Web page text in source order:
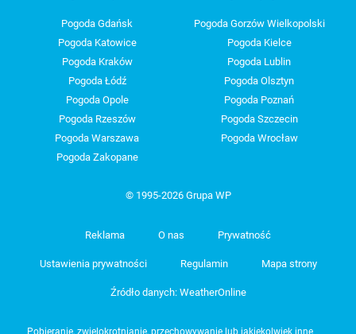
Pogoda Gdańsk
Pogoda Gorzów Wielkopolski
Pogoda Katowice
Pogoda Kielce
Pogoda Kraków
Pogoda Lublin
Pogoda Łódź
Pogoda Olsztyn
Pogoda Opole
Pogoda Poznań
Pogoda Rzeszów
Pogoda Szczecin
Pogoda Warszawa
Pogoda Wrocław
Pogoda Zakopane
© 1995-2026 Grupa WP
Reklama O nas Prywatność
Ustawienia prywatności Regulamin Mapa strony
Źródło danych: WeatherOnline
Pobieranie, zwielokrotnianie, przechowywanie lub jakiekolwiek inne